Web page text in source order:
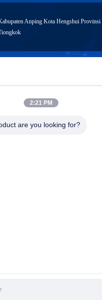
Anping Kota Hengshui Provinsi
2:21 PM
are you looking for?